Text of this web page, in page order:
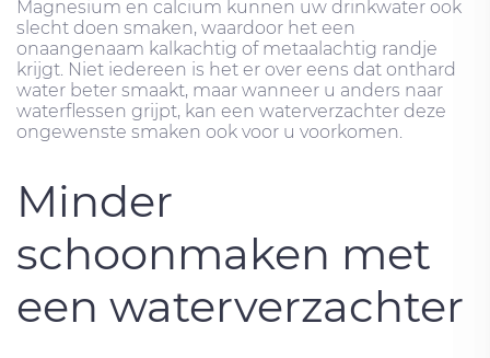
Magnesium en calcium kunnen uw drinkwater ook
slecht doen smaken, waardoor het een
onaangenaam kalkachtig of metaalachtig randje
krijgt. Niet iedereen is het er over eens dat onthard
water beter smaakt, maar wanneer u anders naar
waterflessen grijpt, kan een waterverzachter deze
ongewenste smaken ook voor u voorkomen.
Minder
schoonmaken met
een waterverzachter